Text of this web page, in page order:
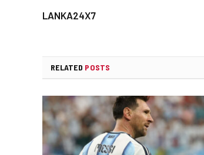
LANKA24X7
RELATED POSTS